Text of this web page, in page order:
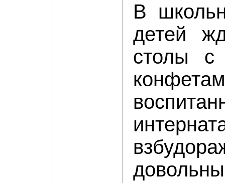
В
детей
столы с